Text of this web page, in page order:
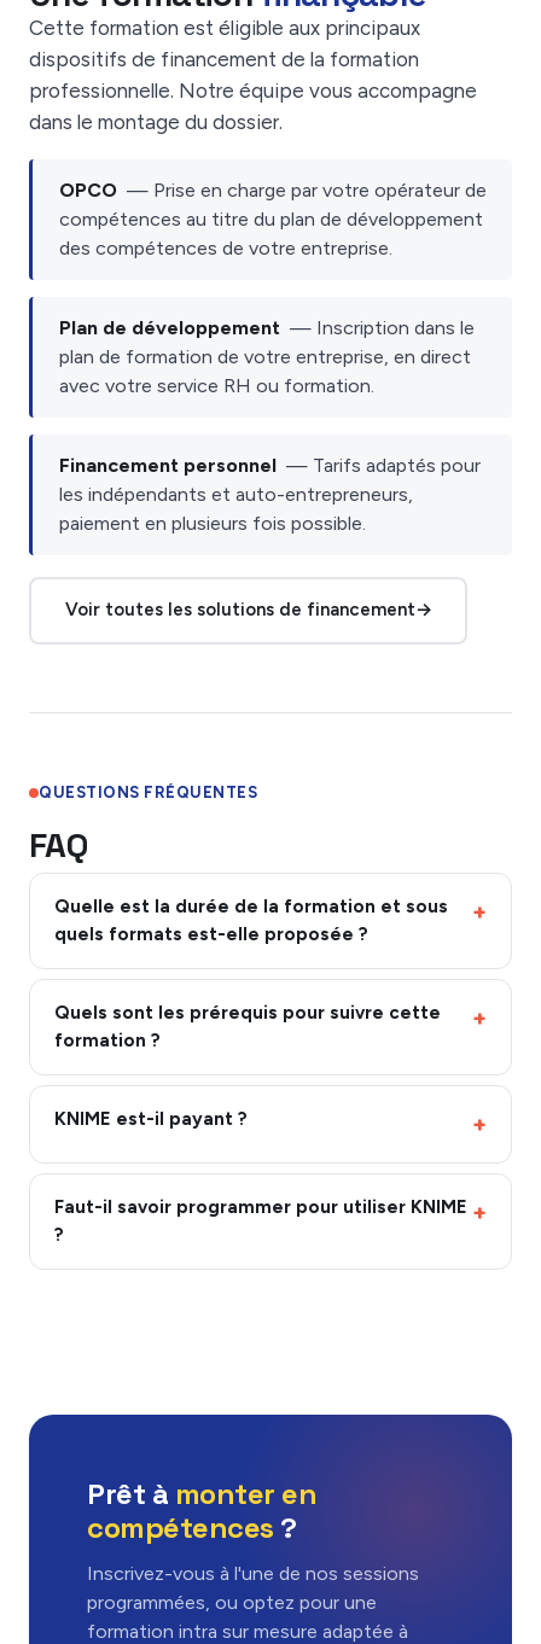
Cette formation est éligible aux principaux
dispositifs de financement de la formation
professionnelle. Notre équipe vous accompagne
dans le montage du dossier.
OPCO — Prise en charge par votre opérateur de
compétences au titre du plan de développement
des compétences de votre entreprise.
Plan de développement — Inscription dans le
plan de formation de votre entreprise, en direct
avec votre service RH ou formation.
Financement personnel — Tarifs adaptés pour
les indépendants et auto-entrepreneurs,
paiement en plusieurs fois possible.
Voir toutes les solutions de financement→
QUESTIONS FRÉQUENTES
FAQ
Quelle est la durée de la formation et sous
quels formats est-elle proposée ?
Quels sont les prérequis pour suivre cette
formation ?
KNIME est-il payant ?
Faut-il savoir programmer pour utiliser KNIME
?
Prêt à monter en
compétences ?
Inscrivez-vous à l'une de nos sessions
programmées, ou optez pour une
formation intra sur mesure adaptée à